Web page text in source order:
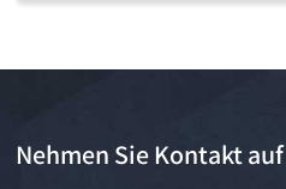
Nehmen Sie Kontakt auf